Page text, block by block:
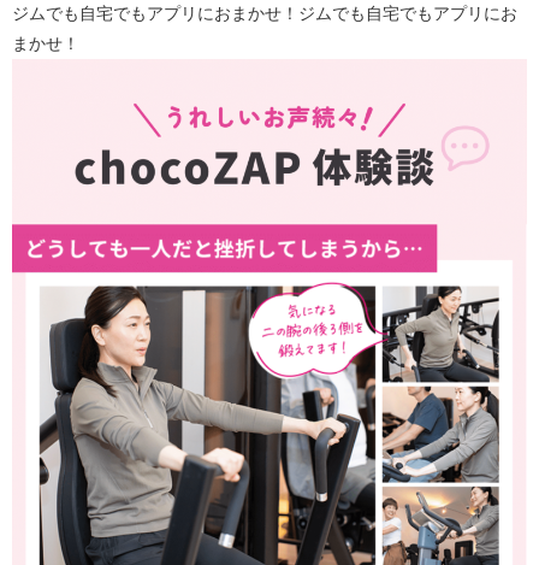
ジムでも自宅でもアプリにおまかせ！ジムでも自宅でもアプリにお
まかせ！